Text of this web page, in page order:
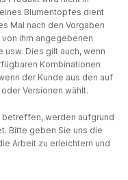
Blumentopfes dient
Mal nach den Vorgaben
ihm angegebenen
usw. Dies gilt auch, wenn
Kombinationen
der Kunde aus den auf
Versionen wählt.
betreffen, werden aufgrund
Bitte geben Sie uns die
Arbeit zu erleichtern und